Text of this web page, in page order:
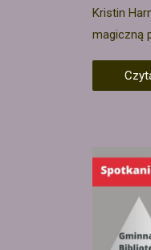
Kristin
magiczną